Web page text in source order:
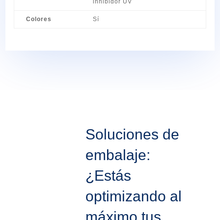
inhibidor UV
Colores Sí
Soluciones de
embalaje:
¿Estás
optimizando al